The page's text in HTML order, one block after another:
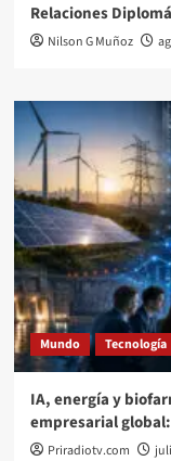
Relaciones
Nilson G Muñoz
Mundo Tecnología
IA, energía y
empresarial
Priradiotv.com